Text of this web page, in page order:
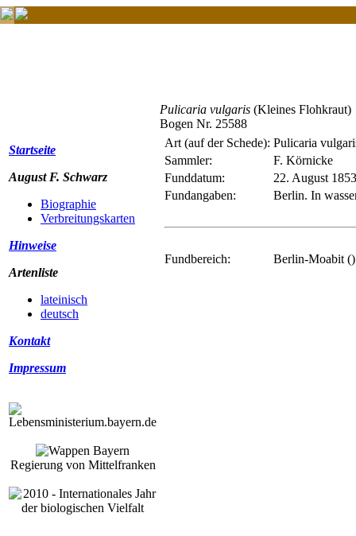
Startseite
August F. Schwarz
Biographie
Verbreitungskarten
Hinweise
Artenliste
lateinisch
deutsch
Kontakt
Impressum
Regierung von Mittelfranken
Pulicaria vulgaris (Kleines Flohkraut)
Bogen Nr. 25588
Art (auf der Schede): Pulicaria
Sammler:
F. Körnicke
Funddatum:
22. August 1853
Fundangaben:
Berlin. In
Fundbereich: Berlin-Moabit ()